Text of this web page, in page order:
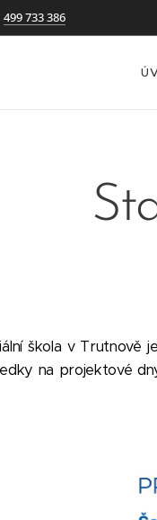
499 733 386
škola v Trutnově
na projektové